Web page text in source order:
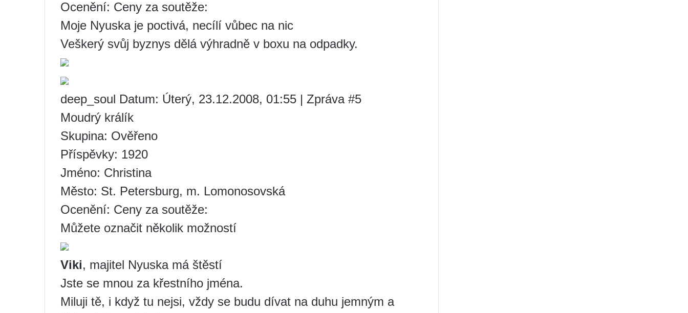
Ocenění: Ceny za soutěže:
Moje Nyuska je poctivá, necílí vůbec na nic
Veškerý svůj byznys dělá výhradně v boxu na odpadky.
deep_soul Datum: Úterý, 23.12.2008, 01:55 | Zpráva #5
Moudrý králík
Skupina: Ověřeno
Příspěvky: 1920
Jméno: Christina
Město: St. Petersburg, m. Lomonosovská
Ocenění: Ceny za soutěže:
Můžete označit několik možností
Viki, majitel Nyuska má štěstí
Jste se mnou za křestního jména.
Miluji tě, i když tu nejsi, vždy se budu dívat na duhu jemným a